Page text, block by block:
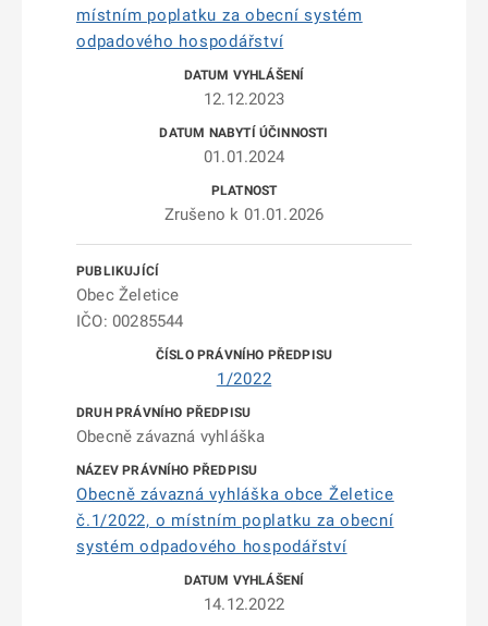
místním poplatku za obecní systém
odpadového hospodářství
12.12.2023
01.01.2024
Zrušeno k 01.01.2026
Obec Želetice
IČO: 00285544
1/2022
Obecně závazná vyhláška
Obecně závazná vyhláška obce Želetice
č.1/2022, o místním poplatku za obecní
systém odpadového hospodářství
14.12.2022